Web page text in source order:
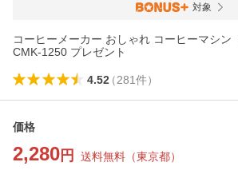
対象
コーヒーメーカー おしゃれ コーヒーマシン
CMK-1250 プレゼント
4.52（281件）
価格
2,280 円 送料無料 （東京都）